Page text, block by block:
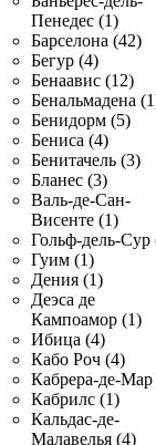
Пенедес (1)
Барселона (42)
Бегур (4)
Бенаавис (12)
Бенальмадена
Бенидорм (5)
Бениса (4)
Бенитачель (3)
Бланес (3)
Валь-де-Сан-
Висенте (1)
Гольф-дель-Сур
Гуим (1)
Дения (1)
Деэса де
Кампоамор (1)
Ибица (4)
Кабо Роч (4)
Кабрера-де-Мар
Кабрилс (1)
Кальдас-де-
Малавелья (4)